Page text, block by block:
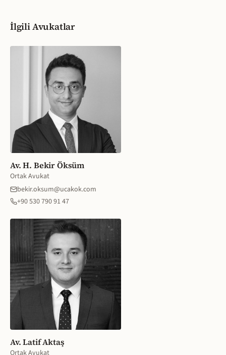
İlgili Avukatlar
Av. H. Bekir Öksüm
Ortak Avukat
bekir.oksum@ucakok.com
+90 530 790 91 47
Av. Latif Aktaş